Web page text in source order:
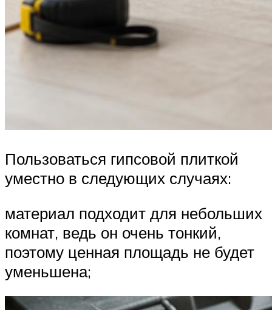
Пользоваться гипсовой плиткой
уместно в следующих случаях:
материал подходит для небольших
комнат, ведь он очень тонкий,
поэтому ценная площадь не будет
уменьшена;